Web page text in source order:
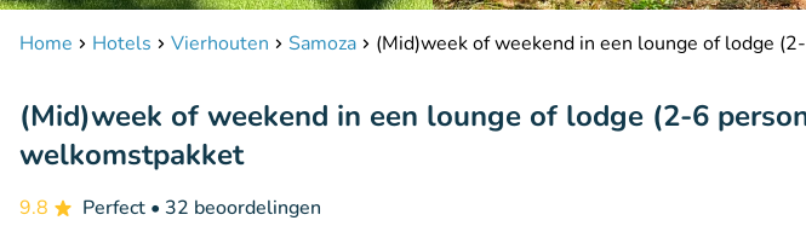
Home Hotels Vierhouten Samoza (Mid)week of weekend in een lounge of lodge
(Mid)week of weekend in een lounge of lodge (2-6
welkomstpakket
9.8 Perfect • 32 beoordelingen